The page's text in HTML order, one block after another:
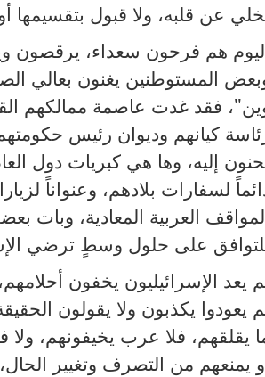
عن قلبه، ولا قبول بتقسيمها
هم فرحون سعداء، يرقصون
المستوطنين يغنون بعالي
فقد غدت عاصمة ممالكهم
كيانهم وديوان رئيس
إليه، وها هي كبريات دول
لسفارات بلادهم، وعنواناً
العربية المعادية، وبات
على حلول وسطٍ ترضي
يعد الإسرائيليون يخفون
يعودوا يكذبون ولا يقولون
يقلقهم، فلا عرب يخيفونهم، ولا
يمنعهم من التصرف وتغيير